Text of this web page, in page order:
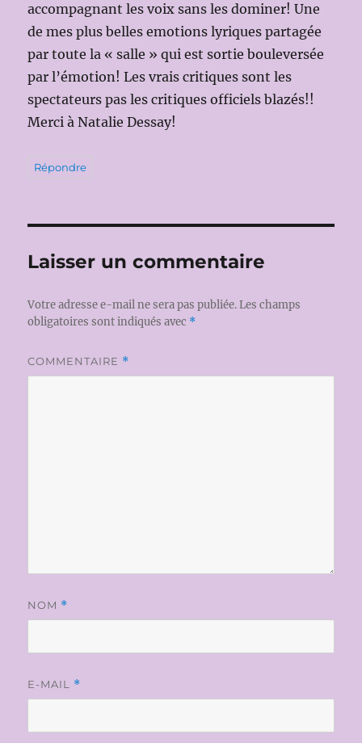
accompagnant les voix sans les dominer! Une
de mes plus belles emotions lyriques partagée
par toute la « salle » qui est sortie bouleversée
par l’émotion! Les vrais critiques sont les
spectateurs pas les critiques officiels blazés!!
Merci à Natalie Dessay!
Répondre
Laisser un commentaire
Votre adresse e-mail ne sera pas publiée. Les champs
obligatoires sont indiqués avec *
COMMENTAIRE *
NOM *
E-MAIL *